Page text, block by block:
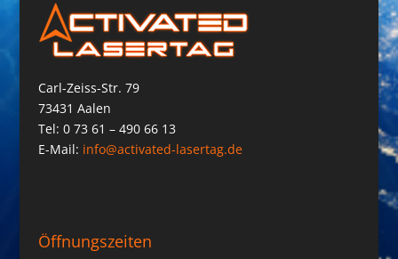
Carl-Zeiss-Str. 79
73431 Aalen
Tel: 0 73 61 – 490 66 13
E-Mail: info@activated-lasertag.de
Öffnungszeiten